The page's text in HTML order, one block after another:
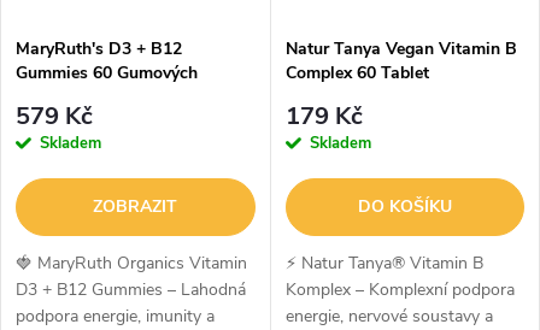
MaryRuth's D3 + B12
Gummies 60 Gumových
579 Kč
Skladem
ZOBRAZIT
🍓 MaryRuth Organics Vitamin
D3 + B12 Gummies – Lahodná
podpora energie, imunity a
Natur Tanya Vegan Vitamin B
Complex 60 Tablet
179 Kč
Skladem
DO KOŠÍKU
⚡ Natur Tanya® Vitamin B
Komplex – Komplexní podpora
energie, nervové soustavy a